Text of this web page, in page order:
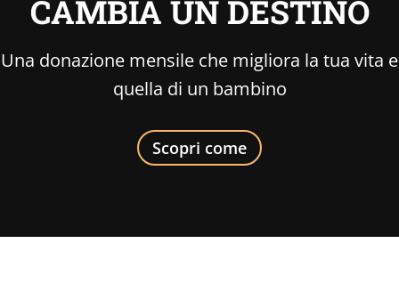
CAMBIA UN DESTINO
Una donazione mensile che migliora la tua vita e
quella di un bambino
Scopri come